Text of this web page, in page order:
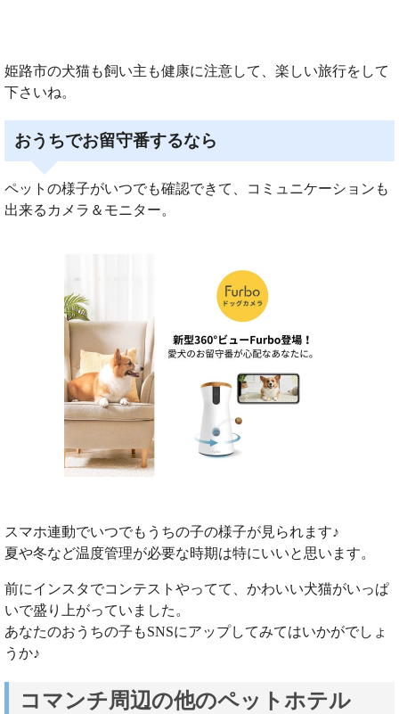
姫路市の犬猫も飼い主も健康に注意して、楽しい旅行をして
下さいね。
おうちでお留守番するなら
ペットの様子がいつでも確認できて、コミュニケーションも
出来るカメラ＆モニター。
スマホ連動でいつでもうちの子の様子が見られます♪
夏や冬など温度管理が必要な時期は特にいいと思います。
前にインスタでコンテストやってて、かわいい犬猫がいっぱ
いで盛り上がっていました。
あなたのおうちの子もSNSにアップしてみてはいかがでしょ
うか♪
コマンチ周辺の他のペットホテル